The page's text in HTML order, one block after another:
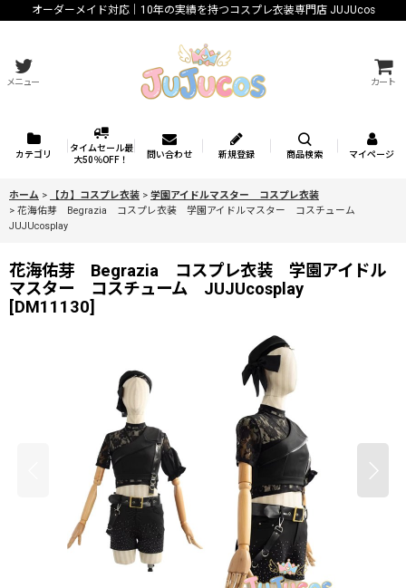
オーダーメイド対応｜10年の実績を持つコスプレ衣装専門店 JUJUcos
メニュー カート
カテゴリ
タイムセール最
大50％OFF！
問い合わせ 新規登録 商品検索 マイページ
ホーム > 【カ】コスプレ衣装 > 学園アイドルマスター コスプレ衣装
> 花海佑芽 Begrazia コスプレ衣装 学園アイドルマスター コスチューム
JUJUcosplay
花海佑芽 Begrazia コスプレ衣装 学園アイドル
マスター コスチューム JUJUcosplay
[DM11130]